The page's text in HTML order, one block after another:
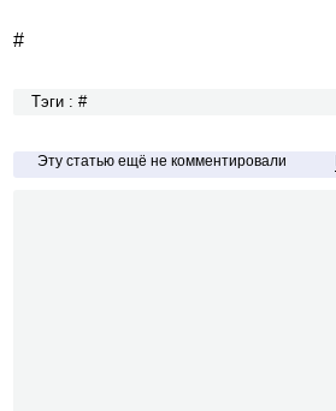
#
Тэги : #
Эту статью ещё не комментировали